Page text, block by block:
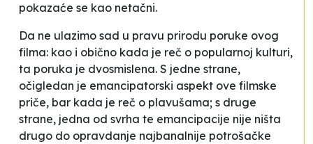
pokazaće se kao netačni.
Da ne ulazimo sad u pravu prirodu poruke ovog
filma: kao i obično kada je reč o popularnoj kulturi,
ta poruka je dvosmislena. S jedne strane,
očigledan je emancipatorski aspekt ove filmske
priče, bar kada je reč o plavušama; s druge
strane, jedna od svrha te emancipacije nije ništa
drugo do opravdanje najbanalnije potrošačke